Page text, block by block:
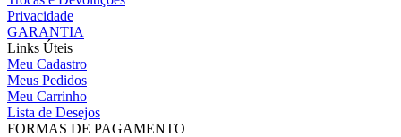
Privacidade
GARANTIA
Links Úteis
Meu Cadastro
Meus Pedidos
Meu Carrinho
Lista de Desejos
FORMAS DE PAGAMENTO